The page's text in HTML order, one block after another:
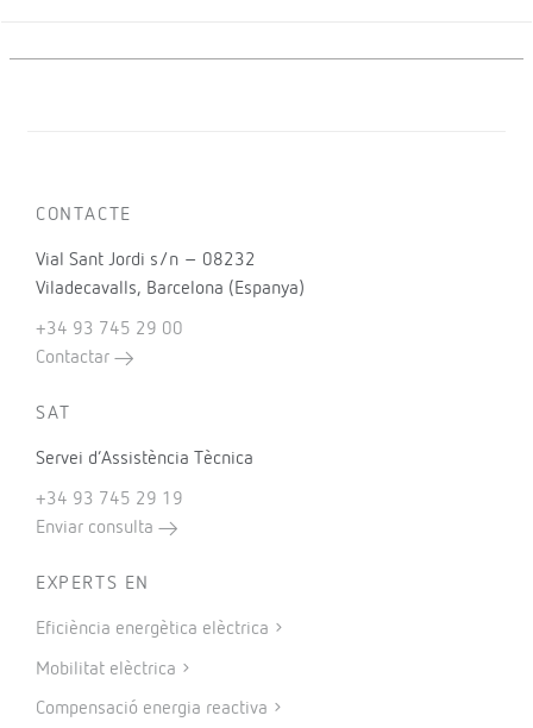
CONTACTE
Vial Sant Jordi s/n – 08232
Viladecavalls, Barcelona (Espanya)
+34 93 745 29 00
Contactar
SAT
Servei d’Assistència Tècnica
+34 93 745 29 19
Enviar consulta
EXPERTS EN
Eficiència energètica elèctrica
Mobilitat elèctrica
Compensació energia reactiva